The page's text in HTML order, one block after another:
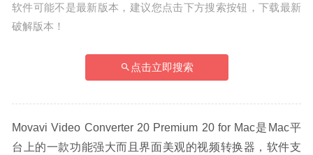
软件可能不是最新版本，建议您点击下方搜索按钮，下载最新
破解版本！
点击立即搜索
Movavi Video Converter 20 Premium 20 for Mac是Mac平
台上的一款功能强大而且界面美观的视频转换器，软件支